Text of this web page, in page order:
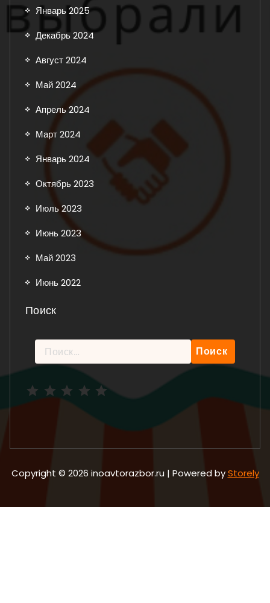
Январь 2025
Декабрь 2024
Август 2024
Май 2024
Апрель 2024
Март 2024
Январь 2024
Октябрь 2023
Июль 2023
Июнь 2023
Май 2023
Июнь 2022
Поиск
Найти:
Copyright © 2026 inoavtorazbor.ru | Powered byStorely